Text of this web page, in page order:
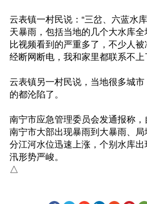
云表镇一村民说：“三岔、六蓝水
天暴雨，包括当地的几个大水库
比视频看到的严重多了，不少人
经断网断电，我和家里都联系不上
云表镇另一村民说，当地很多城
的都沦陷了。
南宁市应急管理委员会发通报称，
南宁市大部出现暴雨到大暴雨、
分江河水位迅速上涨，个别水库
汛形势严峻。